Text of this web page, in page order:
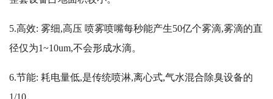
5.高效: 雾细,高压 喷雾喷嘴每秒能产生50亿个雾滴,雾滴的直
径仅为1~10um,不会形成水滴。
6.节能: 耗电量低,是传统喷淋,离心式,气水混合除臭设备的
1/10。